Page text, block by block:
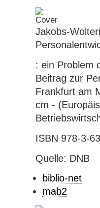
Jakobs-
: ein Problem
Beitrag zur
Frankfurt am
cm -
ISBN 978-3-
Quelle: DNB
biblio-net
mab2